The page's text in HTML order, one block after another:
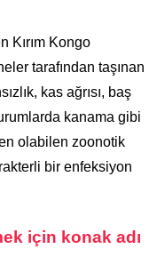
Kırım Kongo
tarafından taşınan
kas ağrısı, baş
kanama gibi
olabilen zoonotik
bir enfeksiyon
için konak adı